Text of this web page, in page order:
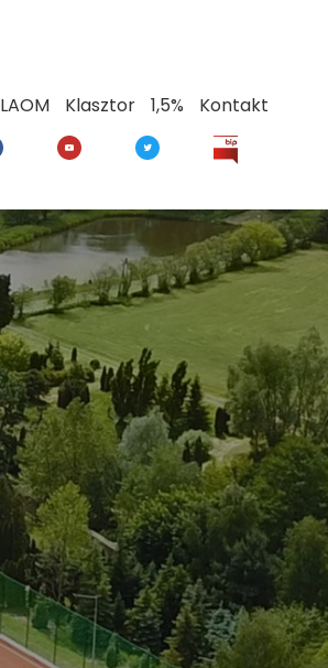
LAOM Klasztor 1,5% Kontakt